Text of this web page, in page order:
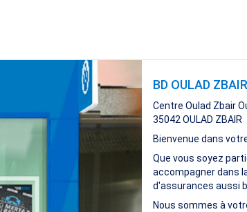
BD OULAD ZBAIR
Centre Oulad Zbair
35042 OULAD ZBAIR
Bienvenue dans
Que vous soyez
accompagner dans
d'assurances aussi
Nous sommes à